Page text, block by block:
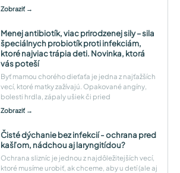
Zobraziť →
Menej antibiotík, viac prirodzenej sily – sila
špeciálnych probiotík proti infekciám,
ktoré najviac trápia deti. Novinka, ktorá
vás poteší
Byť mamou chorého dieťaťa je jedna z najťažších
vecí, ktoré matky zažívajú. Opakované angíny,
bolesti hrdla, zápaly ušiek či pried
Zobraziť →
Čisté dýchanie bez infekcií - ochrana pred
kašľom, nádchou aj laryngitídou?
Ochrana slizníc je jednou z najdôležitejších vecí,
ktoré musíme urobiť, ak chceme, aby u detí (ale aj